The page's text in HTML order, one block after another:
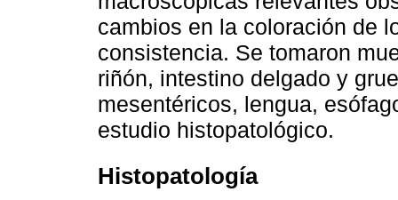
cambios en la coloración de
consistencia. Se tomaron
riñón, intestino delgado y
mesentéricos, lengua,
estudio histopatológico.
Histopatología